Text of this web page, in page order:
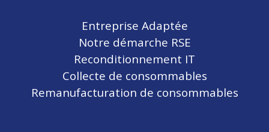
Entreprise Adaptée
Notre démarche RSE
Reconditionnement IT
Collecte de consommables
Remanufacturation de consommables